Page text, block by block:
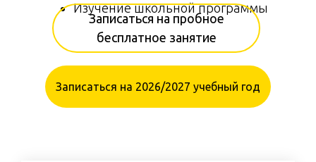
Изучение школьной программы
Записаться на 2026/2027 учебный год
Записаться на пробное
бесплатное занятие